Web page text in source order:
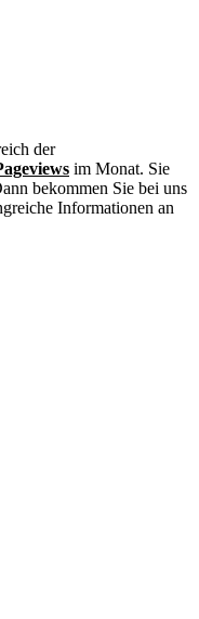
der
im Monat. Sie
bekommen Sie bei uns
Informationen an